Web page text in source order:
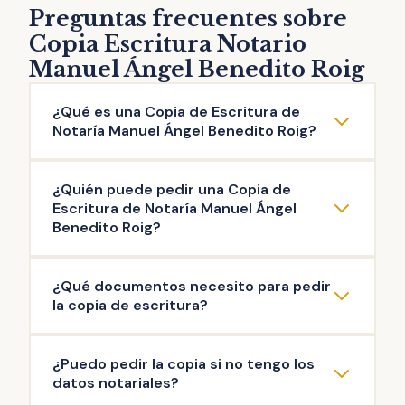
Preguntas frecuentes sobre
Copia Escritura Notario
Manuel Ángel Benedito Roig
¿Qué es una Copia de Escritura de
Notaría Manuel Ángel Benedito Roig?
Ángel Benedito Roig es una reproducción
literal del contenido de una escritura original
público firmado en esta Notaría: escritura de
compraventa, de hipoteca, testamento,
herencia, poder de representación,
escrituras de operaciones societarias, entre
otras.
¿Quién puede pedir una Copia de
Escritura de Notaría Manuel Ángel
Benedito Roig?
Notaría Manuel Ángel Benedito Roig las
personas que intervinieron en la misma, así
como aquellas que acrediten un interés
legítimo (ej: herederos del propietario). Es el
Notario quien decide si existe interés legítimo
¿Qué documentos necesito para pedir
la copia de escritura?
trámite de copia de escritura de Notaría
Manuel Ángel Benedito Roig es: copia de tu
¿Puedo pedir la copia si no tengo los
datos notariales?